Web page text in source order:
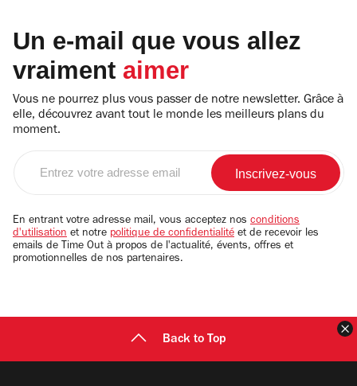
Un e-mail que vous allez
vraiment aimer
Vous ne pourrez plus vous passer de notre newsletter. Grâce à
elle, découvrez avant tout le monde les meilleurs plans du
moment.
email
En entrant votre adresse mail, vous acceptez nos conditions
d'utilisation et notre politique de confidentialité et de recevoir les
emails de Time Out à propos de l'actualité, évents, offres et
promotionnelles de nos partenaires.
Back to Top